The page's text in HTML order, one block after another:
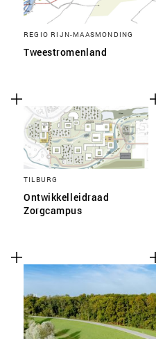
REGIO RIJN-MAASMONDING
Tweestromenland
TILBURG
Ontwikkelleidraad
Zorgcampus